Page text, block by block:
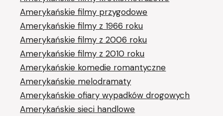
Amerykańskie filmy przygodowe
Amerykańskie filmy z 1966 roku
Amerykańskie filmy z 2006 roku
Amerykańskie filmy z 2010 roku
Amerykańskie komedie romantyczne
Amerykańskie melodramaty
Amerykańskie ofiary wypadków drogowych
Amerykańskie sieci handlowe